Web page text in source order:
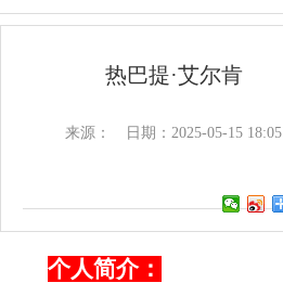
热巴提·艾尔肯
来源： 日期：2025-05-15 18:05
个人简介：